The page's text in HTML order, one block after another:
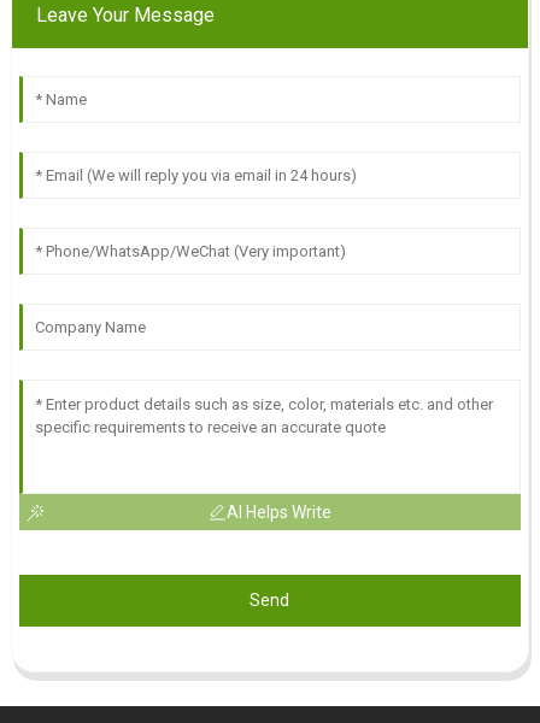
Leave Your Message
AI Helps Write
Send